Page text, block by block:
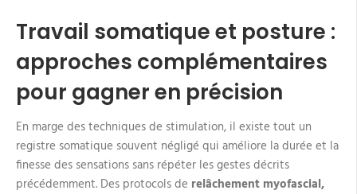
Travail somatique et posture :
approches complémentaires
pour gagner en précision
En marge des techniques de stimulation, il existe tout un
registre somatique souvent négligé qui améliore la durée et la
finesse des sensations sans répéter les gestes décrits
précédemment. Des protocols de relâchement myofascial,